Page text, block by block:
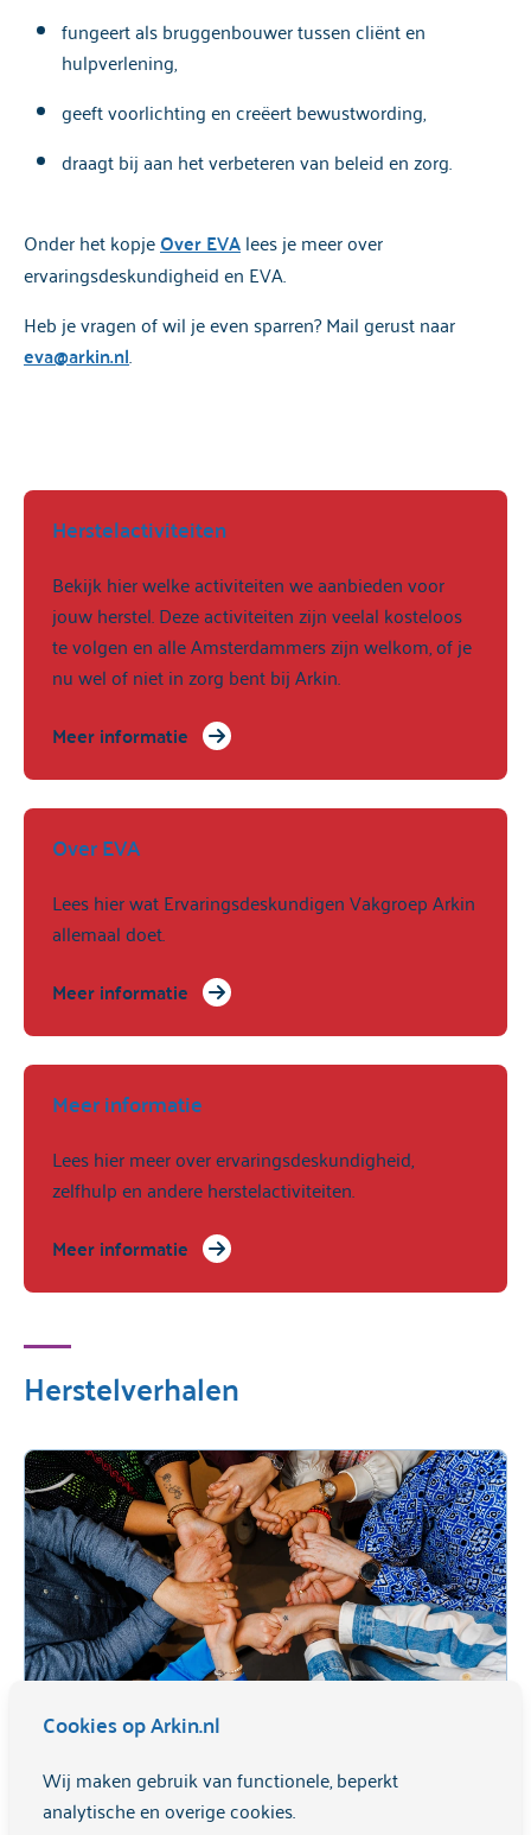
fungeertals bruggenbouwer tussen cliënt en
hulpverlening,
geeftvoorlichting en creëert bewustwording,
draagt bij aan het verbeteren van beleid en zorg.
Onder het kopjeOver EVAlees je meer over
ervaringsdeskundigheid en EVA.
Heb je vragen of wil je even sparren? Mail gerust naar
eva@arkin.nl.
Herstelactiviteiten
Bekijk hier welke activiteiten we aanbieden voor
jouw herstel. Deze activiteiten zijn veelal kosteloos
te volgen en alle Amsterdammers zijn welkom, of je
nu wel of niet in zorg bent bij Arkin.
Meer informatie
Over EVA
Lees hier wat Ervaringsdeskundigen Vakgroep Arkin
allemaal doet.
Meer informatie
Meer informatie
Lees hier meer over ervaringsdeskundigheid,
zelfhulp en andere herstelactiviteiten.
Meer informatie
Herstelverhalen
Het verhaal van Anika
Mijn plek, die ik eerst moest bevechten, is nu een
gewaardeerde functie geworden.
Cookies op Arkin.nl
Wij maken gebruik van functionele, beperkt
analytische en overige cookies.